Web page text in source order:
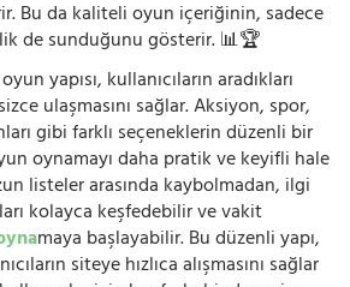
Bu da kaliteli oyun içeriğinin, sadece
de sunduğunu gösterir. 📊🏆
yapısı, kullanıcıların aradıkları
ulaşmasını sağlar. Aksiyon, spor,
gibi farklı seçeneklerin düzenli bir
oynamayı daha pratik ve keyifli hale
listeler arasında kaybolmadan, ilgi
kolayca keşfedebilir ve vakit
maya başlayabilir. Bu düzenli yapı,
siteye hızlıca alışmasını sağlar